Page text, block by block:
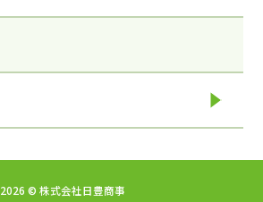
2026 ©︎ 株式会社日豊商事